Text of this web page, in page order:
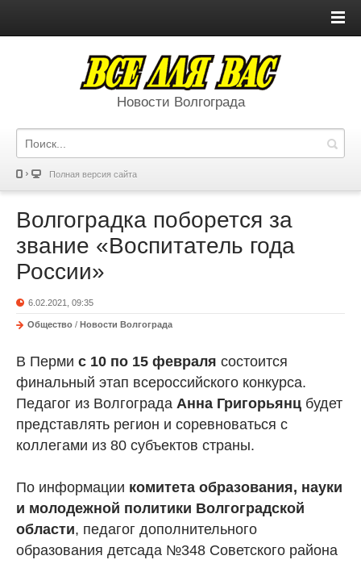
Новости Волгограда
Полная версия сайта
Волгоградка поборется за
звание «Воспитатель года
России»
6.02.2021, 09:35
Общество / Новости Волгограда
В Перми с 10 по 15 февраля состоится
финальный этап всероссийского конкурса.
Педагог из Волгограда Анна Григорьянц будет
представлять регион и соревноваться с
коллегами из 80 субъектов страны.
По информации комитета образования, науки
и молодежной политики Волгоградской
области, педагог дополнительного
образования детсада №348 Советского района